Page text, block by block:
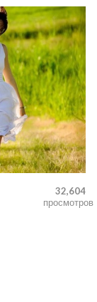
32,604
просмотров